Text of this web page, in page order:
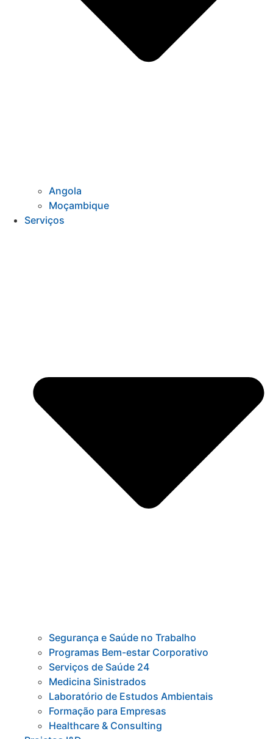
Angola
Moçambique
Serviços
Segurança e Saúde no Trabalho
Programas Bem-estar Corporativo
Serviços de Saúde 24
Medicina Sinistrados
Laboratório de Estudos Ambientais
Formação para Empresas
Healthcare & Consulting